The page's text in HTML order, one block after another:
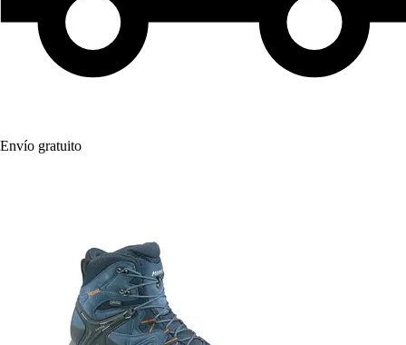
Envío gratuito